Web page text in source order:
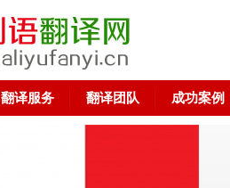
翻译服务 翻译团队 成功案例